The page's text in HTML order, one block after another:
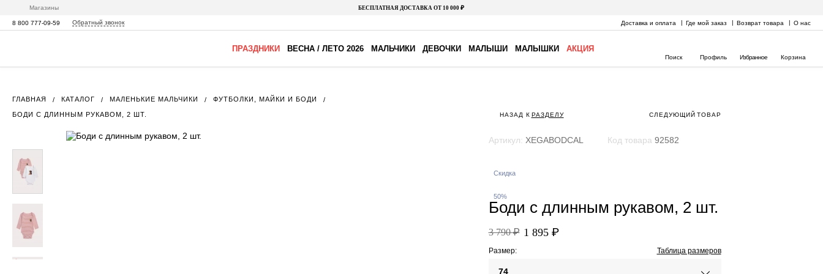
Магазины БЕСПЛАТНАЯ ДОСТАВКА ОТ 10 000 ₽
8 800 777-09-59 Обратный звонок Доставка и оплата Где мой заказ Возврат товара О нас
ПРАЗДНИКИ ВЕСНА / ЛЕТО 2026 МАЛЬЧИКИ ДЕВОЧКИ МАЛЫШИ МАЛЫШКИ АКЦИЯ
Поиск Профиль Избранное Корзина
ГЛАВНАЯ КАТАЛОГ МАЛЕНЬКИЕ МАЛЬЧИКИ ФУТБОЛКИ, МАЙКИ И БОДИ
БОДИ С ДЛИННЫМ РУКАВОМ, 2 ШТ. НАЗАД К РАЗДЕЛУ СЛЕДУЮЩИЙ ТОВАР
Артикул: XEGABODCAL Код товара 92582
Скидка
50%
Боди с длинным рукавом, 2 шт.
3 790 ₽ 1 895 ₽
Размер: Таблица размеров
74